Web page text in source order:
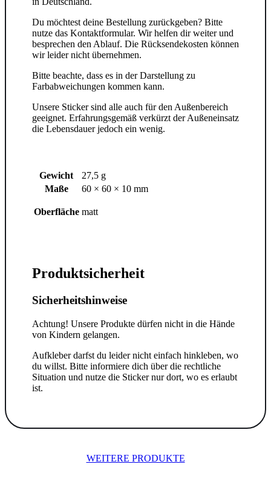
Du möchtest deine Bestellung zurückgeben? Bitte
nutze das Kontaktformular. Wir helfen dir weiter und
besprechen den Ablauf. Die Rücksendekosten können
wir leider nicht übernehmen.
Bitte beachte, dass es in der Darstellung zu
Farbabweichungen kommen kann.
Unsere Sticker sind alle auch für den Außenbereich
geeignet. Erfahrungsgemäß verkürzt der Außeneinsatz
die Lebensdauer jedoch ein wenig.
Gewicht
27,5 g
Maße
60 × 60 × 10 mm
Oberfläche matt
Produktsicherheit
Sicherheitshinweise
Achtung! Unsere Produkte dürfen nicht in die Hände
von Kindern gelangen.
Aufkleber darfst du leider nicht einfach hinkleben, wo
du willst. Bitte informiere dich über die rechtliche
Situation und nutze die Sticker nur dort, wo es erlaubt
ist.
WEITERE PRODUKTE